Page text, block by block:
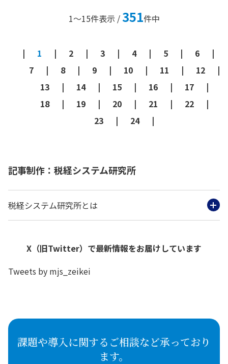
1～15件表示 / 351件中
1 2 3 4 5
6
7
8 9 10 11
12
13
14 15 16
17
18
19 20 21
22
23
24
記事制作：税経システム研究所
税経システム研究所とは
X（旧Twitter）で最新情報をお届けしています
Tweets by mjs_zeikei
課題や導入に関するご相談など承っており
ます。